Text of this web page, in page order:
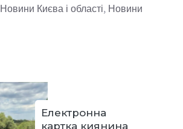
Новини Києва і області, Новини
Електронна
картка киянина